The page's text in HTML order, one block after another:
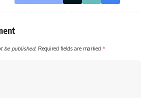
be published. Required fields are marked *